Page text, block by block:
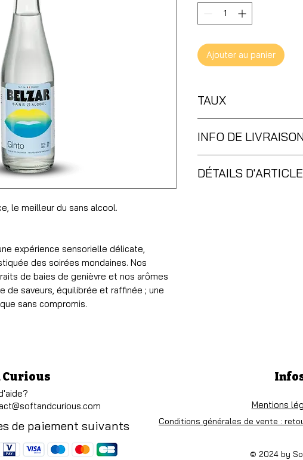
le meilleur du sans alcool.
expérience sensorielle délicate,
des soirées mondaines. Nos
de baies de genièvre et nos arômes
de saveurs, équilibrée et raffinée ; une
sans compromis.
Ajouter au panier
TAUX
INFO DE
Livraison
DÉTAILS D'ARTICLE
Curious
de paiement suivants
Mentions
Conditions générales de vente :
© 2024 by